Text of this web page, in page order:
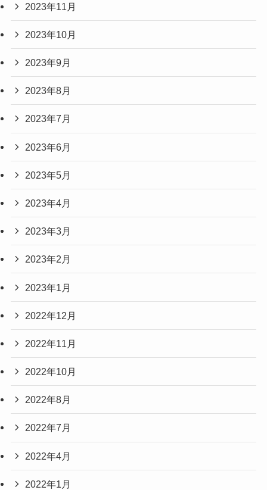
2023年11月
2023年10月
2023年9月
2023年8月
2023年7月
2023年6月
2023年5月
2023年4月
2023年3月
2023年2月
2023年1月
2022年12月
2022年11月
2022年10月
2022年8月
2022年7月
2022年4月
2022年1月